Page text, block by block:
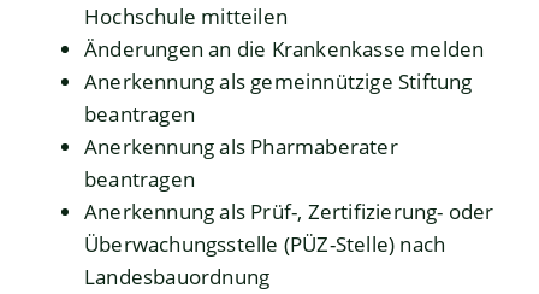
Hochschule mitteilen
Änderungen an die Krankenkasse melden
Anerkennung als gemeinnützige Stiftung
beantragen
Anerkennung als Pharmaberater
beantragen
Anerkennung als Prüf-, Zertifizierung- oder
Überwachungsstelle (PÜZ-Stelle) nach
Landesbauordnung